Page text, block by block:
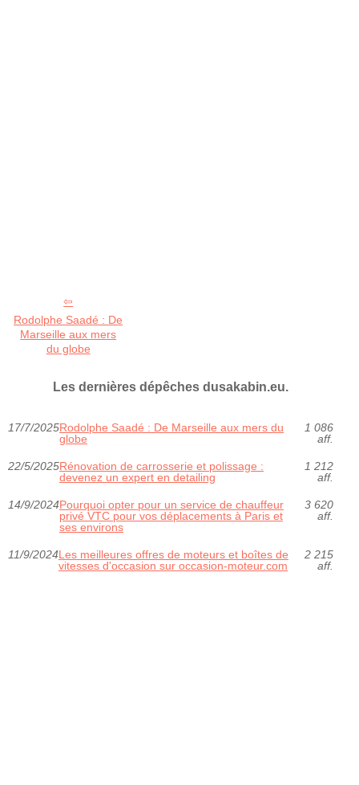
Rodolphe Saadé : De
Marseille aux mers
du globe
Les dernières dépêches dusakabin.eu.
17/7/2025Rodolphe Saadé : De Marseille aux mers du
globe
1 086
aff.
22/5/2025Rénovation de carrosserie et polissage :
devenez un expert en detailing
1 212
aff.
14/9/2024Pourquoi opter pour un service de chauffeur
privé VTC pour vos déplacements à Paris et
ses environs
3 620
aff.
11/9/2024Les meilleures offres de moteurs et boîtes de
vitesses d'occasion sur occasion-moteur.com
2 215
aff.